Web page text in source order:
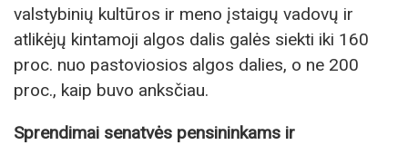
valstybinių kultūros ir meno įstaigų vadovų ir
atlikėjų kintamoji algos dalis galės siekti iki 160
proc. nuo pastoviosios algos dalies, o ne 200
proc., kaip buvo anksčiau.
Sprendimai senatvės pensininkams ir